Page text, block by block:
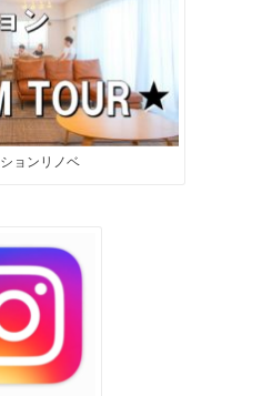
ョンリノベ